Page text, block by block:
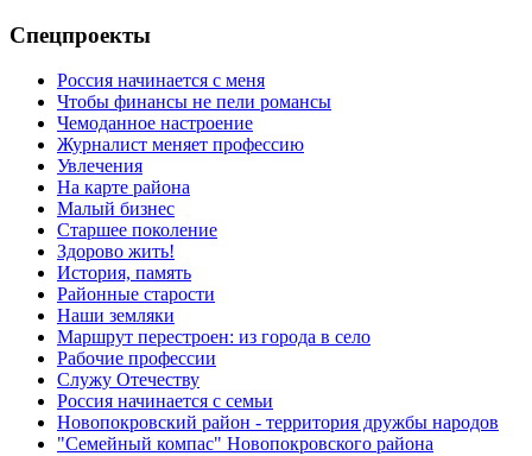
Спецпроекты
Россия начинается с меня
Чтобы финансы не пели романсы
Чемоданное настроение
Журналист меняет профессию
Увлечения
На карте района
Малый бизнес
Старшее поколение
Здорово жить!
История, память
Районные старости
Наши земляки
Маршрут перестроен: из города в село
Рабочие профессии
Служу Отечеству
Россия начинается с семьи
Новопокровский район - территория дружбы народов
"Семейный компас" Новопокровского района